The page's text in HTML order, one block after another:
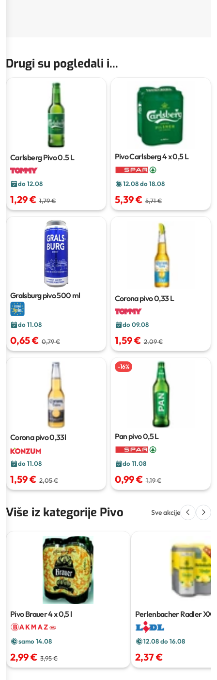
Drugi su pogledali i...
Carlsberg Pivo0.5 L
do 12.08
1,29 € 1,79 €
Pivo Carlsberg4 x 0,5 L
12.08 do 18.08
5,39 € 5,71 €
Gralsburg pivo500 ml
do 11.08
0,65 € 0,79 €
Corona pivo0,33 L
do 09.08
1,59 € 2,09 €
Corona pivo0,33l
do 11.08
1,59 € 2,05 €
-16%
Pan pivo0,5 L
do 11.08
0,99 € 1,19 €
Više iz kategorije Pivo Sve akcije
Pivo Brauer4 x 0,5 l
samo 14.08
2,99 € 3,95 €
Perlenbacher Radler XXL
12.08 do 16.08
2,37 €